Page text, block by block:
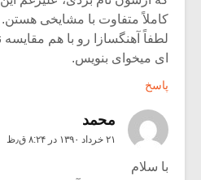
کاملاً متفاوت با مشایخی هستن.
لطفاً آهنگسازا رو با هم
ای میخوای بنویس.
پاسخ
محمد
۲۱ خرداد ۱۳۹۰ در ۸:۲۴ ق٫ظ
با سلام